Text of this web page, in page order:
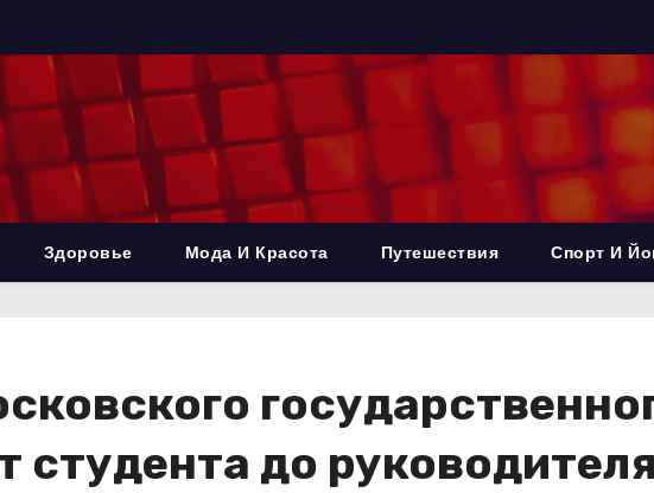
Здоровье Мода И Красота Путешествия Спорт И
студента до руководителя